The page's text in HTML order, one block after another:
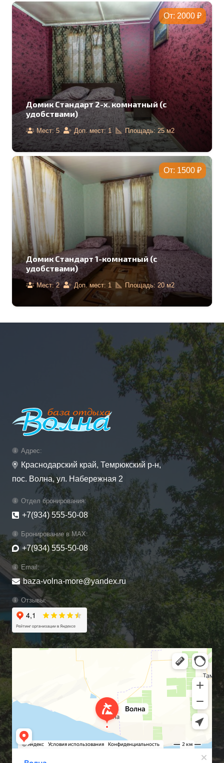
От: 2000 ₽
Домик Стандарт 2-х. комнатный (с
удобствами)
Мест:5 Доп. мест: 1 Площадь: 25м2
От: 1500 ₽
Домик Стандарт 1-комнатный (с
удобствами)
Мест:2 Доп. мест: 1 Площадь: 20м2
Адрес:
Краснодарский край, Темрюкский р-н,
пос. Волна, ул. Набережная 2
Отдел бронирования:
+7(934) 555-50-08
Бронирование в MAX:
+7(934) 555-50-08
Email:
baza-volna-more@yandex.ru
Отзывы: